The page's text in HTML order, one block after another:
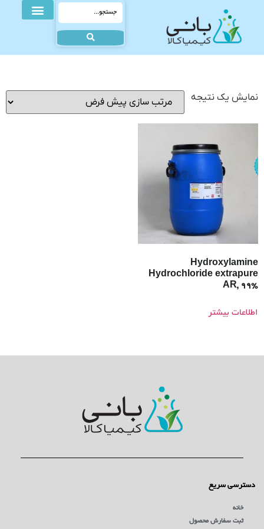
نمایش یک نتیجه
Hydroxylamine
Hydrochloride extrapure
AR, 99%
اطلاعات بیشتر
دسترسی سریع
خانه
ثبت سفارش محصول